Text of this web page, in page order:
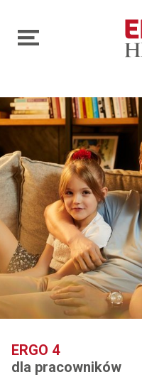
ERGO 4
dla pracowników